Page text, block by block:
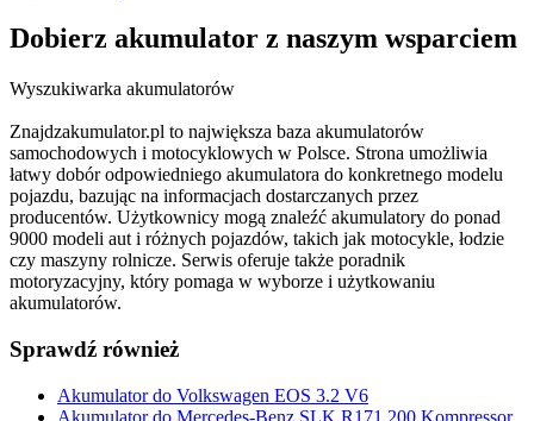
Dobierz akumulator z naszym wsparciem
Wyszukiwarka akumulatorów
Znajdzakumulator.pl to największa baza akumulatorów
samochodowych i motocyklowych w Polsce. Strona umożliwia
łatwy dobór odpowiedniego akumulatora do konkretnego modelu
pojazdu, bazując na informacjach dostarczanych przez
producentów. Użytkownicy mogą znaleźć akumulatory do ponad
9000 modeli aut i różnych pojazdów, takich jak motocykle, łodzie
czy maszyny rolnicze. Serwis oferuje także poradnik
motoryzacyjny, który pomaga w wyborze i użytkowaniu
akumulatorów.
Sprawdź również
Akumulator do Volkswagen EOS 3.2 V6
Akumulator do Mercedes-Benz SLK R171 200 Kompressor